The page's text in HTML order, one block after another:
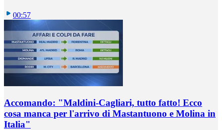
00:57
Accomando: "Maldini-Cagliari, tutto fatto! Ecco
cosa manca per l'arrivo di Mastantuono e Molina in
Italia"